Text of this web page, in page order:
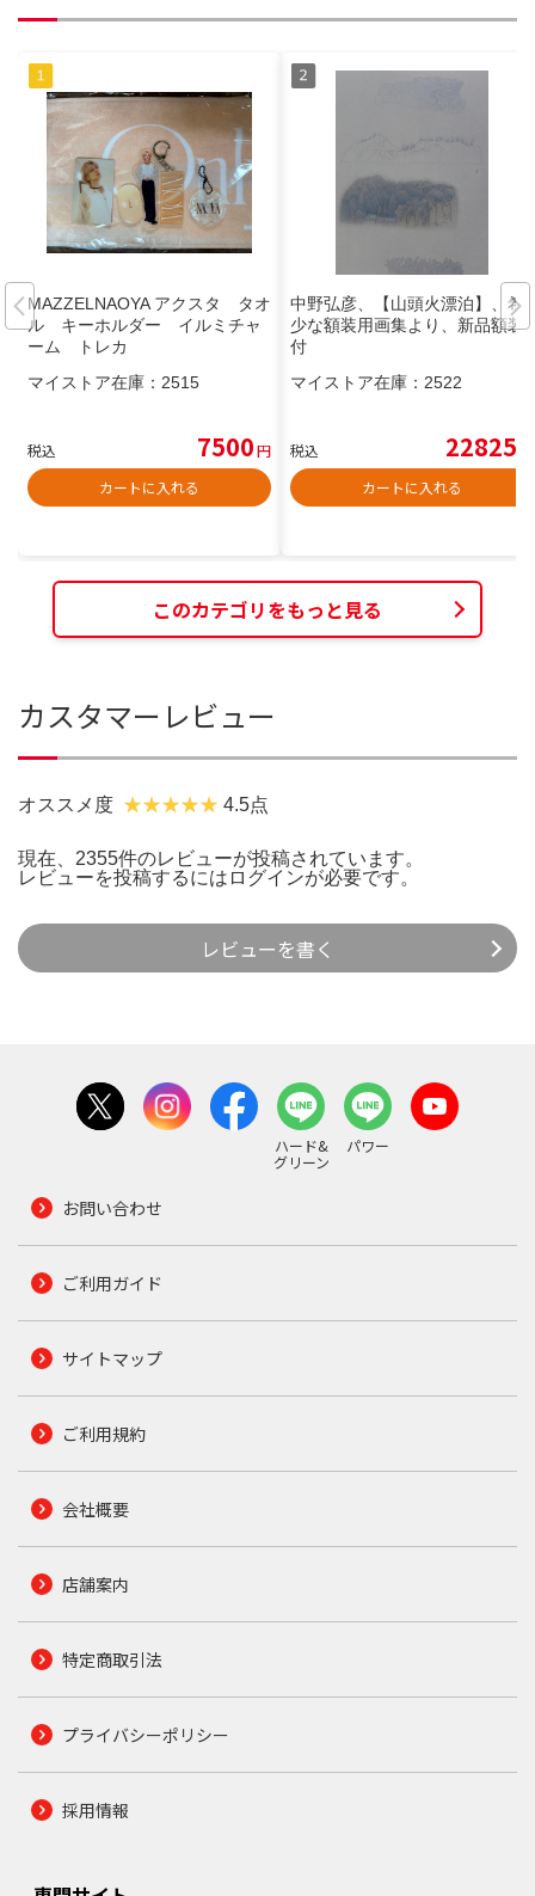
MAZZELNAOYA アクスタ タオ
ル キーホルダー イルミチャ
ーム トレカ
マイストア在庫： 2515
税込 7500円
カートに入れる
中野弘彦、【山頭火漂泊】、希
少な額装用画集より、新品額装
付
マイストア在庫： 2522
税込 22825
カートに入れる
このカテゴリをもっと見る
カスタマーレビュー
オススメ度 4.5点
現在、2355件のレビューが投稿されています。
レビューを投稿するには ログインが必要です。
レビューを書く
ハード&
グリーン
パワー
お問い合わせ
ご利用ガイド
サイトマップ
ご利用規約
会社概要
店舗案内
特定商取引法
プライバシーポリシー
採用情報